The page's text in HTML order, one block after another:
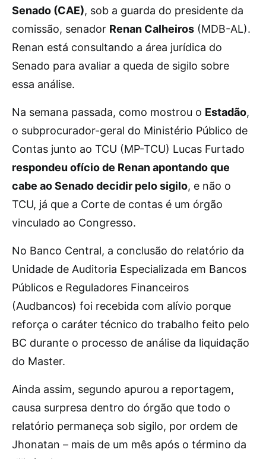
Senado (CAE), sob a guarda do presidente da
comissão, senador Renan Calheiros (MDB-AL).
Renan está consultando a área jurídica do
Senado para avaliar a queda de sigilo sobre
essa análise.
Na semana passada, como mostrou o Estadão,
o subprocurador-geral do Ministério Público de
Contas junto ao TCU (MP-TCU) Lucas Furtado
respondeu ofício de Renan apontando que
cabe ao Senado decidir pelo sigilo, e não o
TCU, já que a Corte de contas é um órgão
vinculado ao Congresso.
No Banco Central, a conclusão do relatório da
Unidade de Auditoria Especializada em Bancos
Públicos e Reguladores Financeiros
(Audbancos) foi recebida com alívio porque
reforça o caráter técnico do trabalho feito pelo
BC durante o processo de análise da liquidação
do Master.
Ainda assim, segundo apurou a reportagem,
causa surpresa dentro do órgão que todo o
relatório permaneça sob sigilo, por ordem de
Jhonatan – mais de um mês após o término da